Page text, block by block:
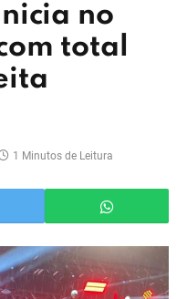
no
total
1 Minutos de Leitura